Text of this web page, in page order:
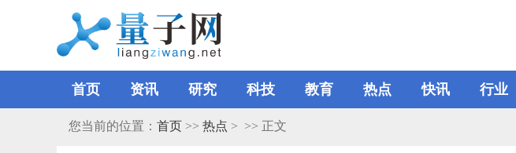
首页 资讯 研究 科技 教育 热点 快讯 行业
您当前的位置： 首页 >> 热点 > >> 正文